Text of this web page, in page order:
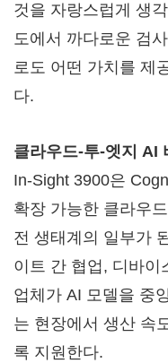
것을 자랑스럽게 생
도에서 까다로운 검
로도 어떤 가치를 제
다.
클라우드-투-엣지 AI
In-Sight 3900은
확장 가능한 클라우
전 생태계의 일부가
이트 간 협업, 디바이
업체가 AI 모델을 중
는 현장에서 생산 속
록 지원한다.